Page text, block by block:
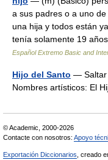
a sus padres o a uno
una hija y todos están
tenía solamente 19
Español Extremo Basic and
Hijo del Santo — Saltar
Nombres artísticos: El
© Academic, 2000-2026
Contacte con nosotros: Apoyo
Exportación Diccionarios , creado